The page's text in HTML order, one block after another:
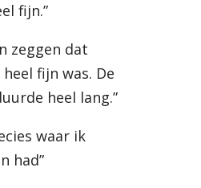
fijn.”
zeggen dat
fijn was. De
heel lang.”
waar ik
had”